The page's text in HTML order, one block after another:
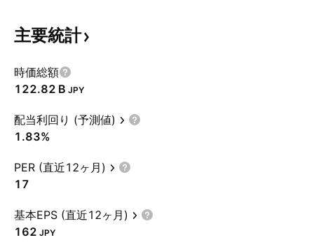
主要統計
時価総額
‪122.82 B‬ JPY
配当利回り (予測値)
1.83%
PER (直近12ヶ月)
17
基本EPS (直近12ヶ月)
162 JPY